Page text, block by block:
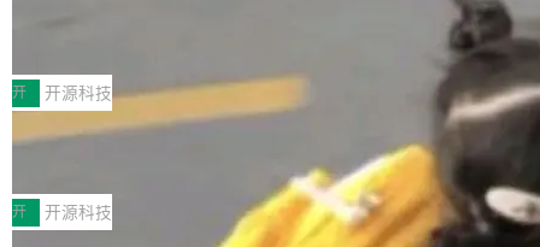
MPComm将作为一种传输引擎接入Mooncake T
ENT，实现零拷贝传输性能提升30%、非零拷贝
传输性能最高提升5倍。UCL-MPComm底层基
于自研UCL-Engine通信引擎，后续腾讯网平将
持续开源更多基于UCL-Engine的高性能通信组
件。 腾讯网平团队在UCL-MPComm中实现了一
型案例入选名单》，深信服“面向企业研发场景的
开源 AI 编程平台 CoStrict 应用”凭借卓越的技术
创新与落地成效成功入选。 全链路私有化部署，
助力企业AI研发安全落地 当前，越来越多企业已
经开始引入 AI Coding 工具，通过调用公有云模
型或企业内部部署模型提升研发效率。但随着 AI
开 开源科技
深信服AI算力网关入选工信部人工智能
前不久，工业和信息化部正式发布《2025年人工
智能应用典型案例名单》，集中展示人工智能在
各领域的应用成果，覆盖技术底座、行业赋能、
开 开源科技